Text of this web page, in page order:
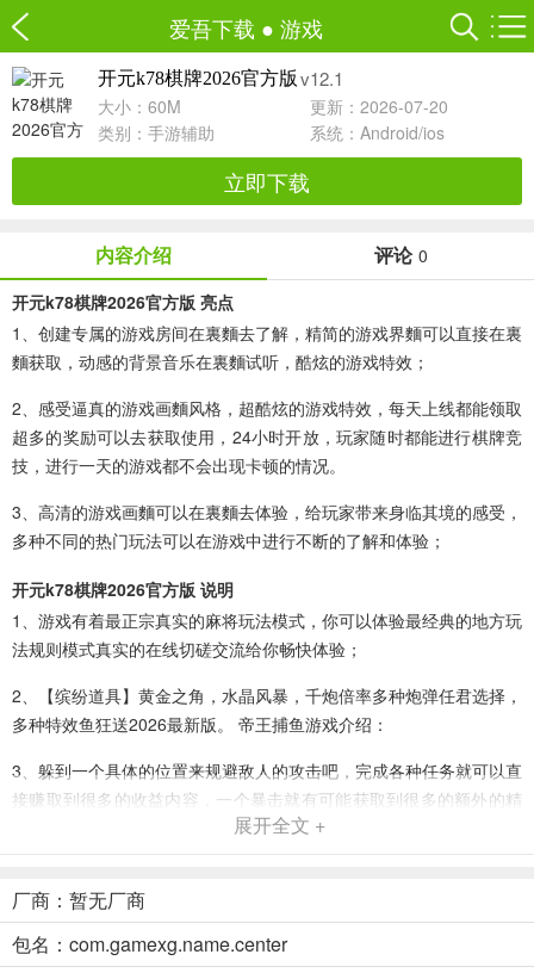
爱吾下载 ● 游戏
开元k78棋牌2026官方版 v12.1
大小：60M
更新：2026-07-20
类别： 手游辅助 系统：Android/ios
立即下载
内容介绍 评论 0
开元k78棋牌2026官方版 亮点
1、创建专属的游戏房间在裏麵去了解，精简的游戏界麵可以直接在裏
麵获取，动感的背景音乐在裏麵试听，酷炫的游戏特效；
2、感受逼真的游戏画麵风格，超酷炫的游戏特效，每天上线都能领取
超多的奖励可以去获取使用，24小时开放，玩家随时都能进行棋牌竞
技，进行一天的游戏都不会出现卡顿的情况。
3、高清的游戏画麵可以在裏麵去体验，给玩家带来身临其境的感受，
多种不同的热门玩法可以在游戏中进行不断的了解和体验；
开元k78棋牌2026官方版 说明
1、游戏有着最正宗真实的麻将玩法模式，你可以体验最经典的地方玩
法规则模式真实的在线切磋交流给你畅快体验；
2、【缤纷道具】黄金之角，水晶风暴，千炮倍率多种炮弹任君选择，
多种特效鱼狂送2026最新版。 帝王捕鱼游戏介绍：
3、躲到一个具体的位置来规避敌人的攻击吧，完成各种任务就可以直
接赚取到很多的收益内容，一个暴击就有可能获取到很多的额外的精
彩财富，专业的游戏体係内容为大家是带去了很好的游戏服务。莆田
4、众多美女一起线上体验综合**利很好的棋牌平台，每天都有金币赠
送，免费体验全新对抗玩法，凭借实力说话有公平的对战黄精，收录
各种经典好玩的内容，找到聊得来的朋友为大家推荐值得体验的游
展开全文 +
厂商：暂无厂商
包名：com.gamexg.name.center